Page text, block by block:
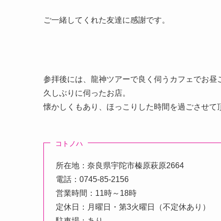
ご一緒してくれた友達に感謝です。
参拝後には、龍神ツアーで良く伺うカフェでお昼
久しぶりに伺ったお店。
懐かしくもあり、ほっこりした時間を過ごさせて
コトノハ
所在地：奈良県宇陀市榛原萩原2664
電話：0745-85-2156
営業時間：11時～18時
定休日：月曜日・第3火曜日（不定休あり）